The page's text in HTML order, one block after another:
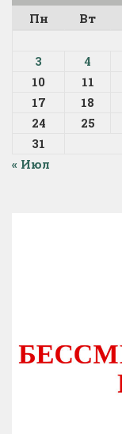
Пн
Вт
3
4
10
11
17
18
24
25
31
« Июл